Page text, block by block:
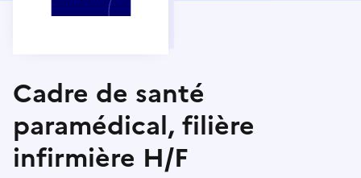
Cadre de santé
paramédical, filière
infirmière H/F